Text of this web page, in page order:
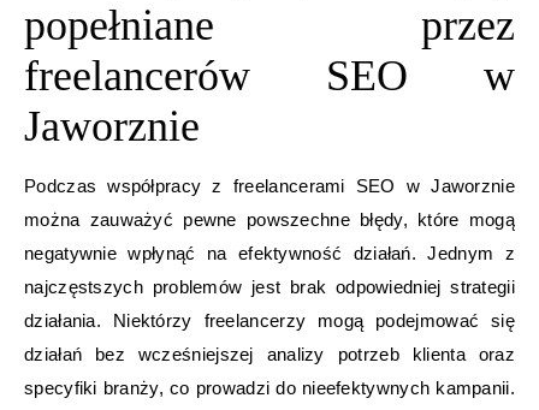
popełniane przez
freelancerów SEO w
Jaworznie
Podczas współpracy z freelancerami SEO w Jaworznie
można zauważyć pewne powszechne błędy, które mogą
negatywnie wpłynąć na efektywność działań. Jednym z
najczęstszych problemów jest brak odpowiedniej strategii
działania. Niektórzy freelancerzy mogą podejmować się
działań bez wcześniejszej analizy potrzeb klienta oraz
specyfiki branży, co prowadzi do nieefektywnych kampanii.